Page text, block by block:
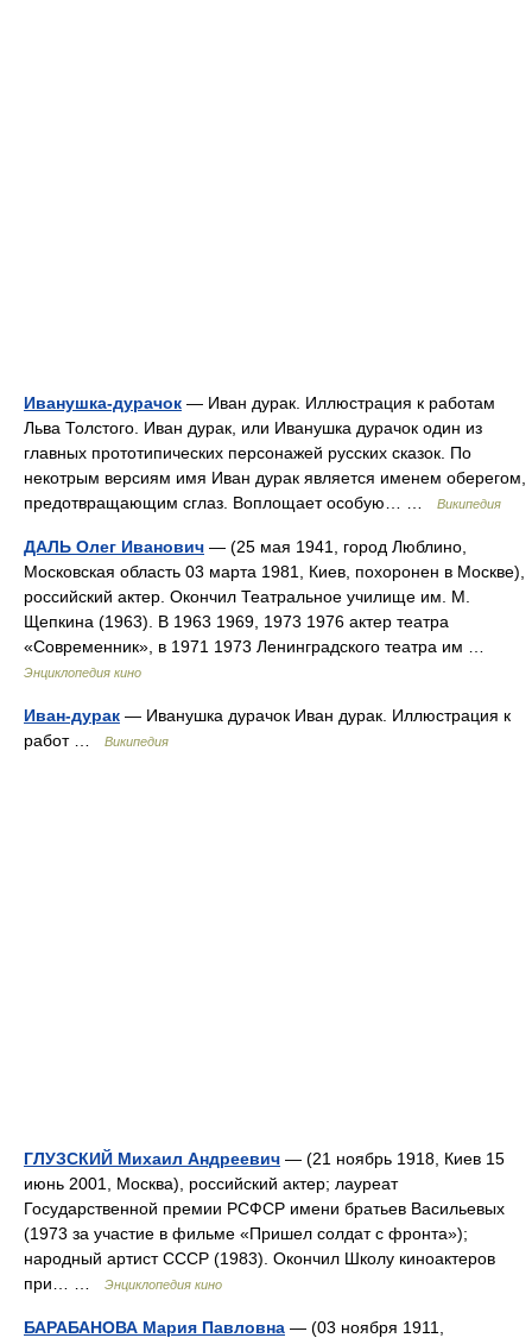
Иванушка-дурачок — Иван дурак. Иллюстрация к работам
Льва Толстого. Иван дурак, или Иванушка дурачок один из
главных прототипических персонажей русских сказок. По
некотрым версиям имя Иван дурак является именем оберегом,
предотвращающим сглаз. Воплощает особую… …
Википедия
ДАЛЬ Олег Иванович — (25 мая 1941, город Люблино,
Московская область 03 марта 1981, Киев, похоронен в Москве),
российский актер. Окончил Театральное училище им. М.
Щепкина (1963). В 1963 1969, 1973 1976 актер театра
«Современник», в 1971 1973 Ленинградского театра им …
Энциклопедия кино
Иван-дурак — Иванушка дурачок Иван дурак. Иллюстрация к
работ …
Википедия
ГЛУЗСКИЙ Михаил Андреевич — (21 ноябрь 1918, Киев 15
июнь 2001, Москва), российский актер; лауреат
Государственной премии РСФСР имени братьев Васильевых
(1973 за участие в фильме «Пришел солдат с фронта»);
народный артист СССР (1983). Окончил Школу киноактеров
при… …
Энциклопедия кино
БАРАБАНОВА Мария Павловна — (03 ноября 1911,